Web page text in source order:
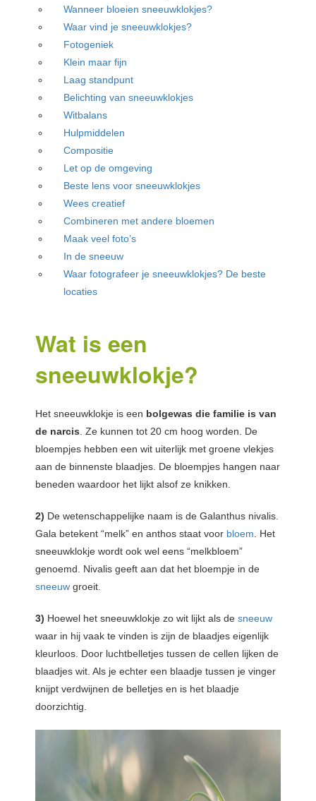
Wanneer bloeien sneeuwklokjes?
Waar vind je sneeuwklokjes?
Fotogeniek
Klein maar fijn
Laag standpunt
Belichting van sneeuwklokjes
Witbalans
Hulpmiddelen
Compositie
Let op de omgeving
Beste lens voor sneeuwklokjes
Wees creatief
Combineren met andere bloemen
Maak veel foto’s
In de sneeuw
Waar fotografeer je sneeuwklokjes? De beste
locaties
Wat is een
sneeuwklokje?
Het sneeuwklokje is een bolgewas die familie is van
de narcis. Ze kunnen tot 20 cm hoog worden. De
bloempjes hebben een wit uiterlijk met groene vlekjes
aan de binnenste blaadjes. De bloempjes hangen naar
beneden waardoor het lijkt alsof ze knikken.
2) De wetenschappelijke naam is de Galanthus nivalis.
Gala betekent “melk” en anthos staat voor bloem. Het
sneeuwklokje wordt ook wel eens “melkbloem”
genoemd. Nivalis geeft aan dat het bloempje in de
sneeuw groeit.
3) Hoewel het sneeuwklokje zo wit lijkt als de sneeuw
waar in hij vaak te vinden is zijn de blaadjes eigenlijk
kleurloos. Door luchtbelletjes tussen de cellen lijken de
blaadjes wit. Als je echter een blaadje tussen je vinger
knijpt verdwijnen de belletjes en is het blaadje
doorzichtig.